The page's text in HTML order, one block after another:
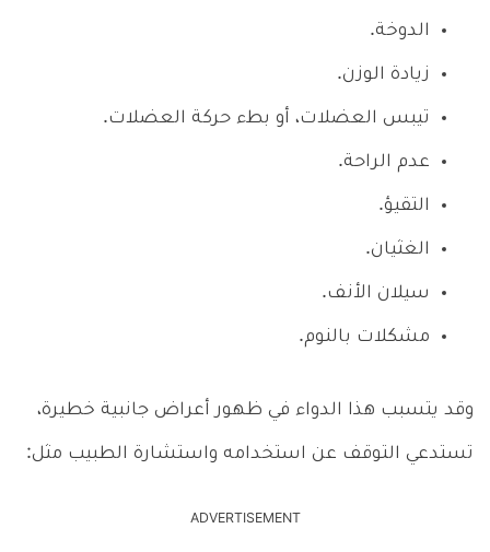
الدوخة.
زيادة الوزن.
تيبس العضلات، أو بطء حركة العضلات.
عدم الراحة.
التقيؤ.
الغثيان.
سيلان الأنف.
مشكلات بالنوم.
وقد يتسبب هذا الدواء في ظهور أعراض جانبية خطيرة،
تستدعي التوقف عن استخدامه واستشارة الطبيب مثل:
ADVERTISEMENT